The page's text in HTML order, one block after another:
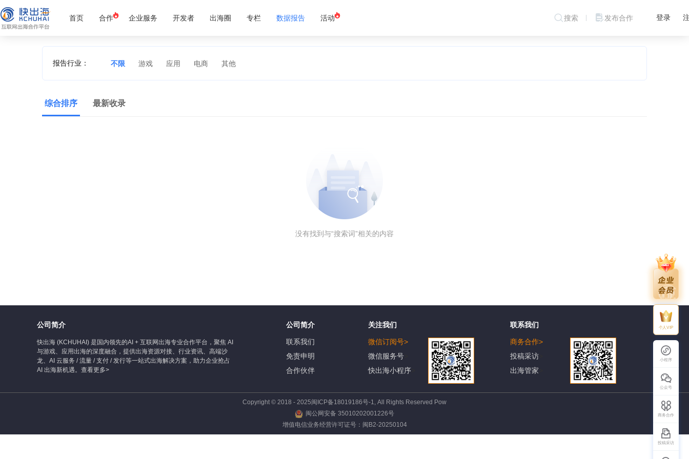
首页 合作 企业服务 开发者 出海圈 专栏 数据报告 活动 搜索 发布合作 登录
报告行业： 不限 游戏 应用 电商 其他
综合排序 最新收录
没有找到与“搜索词”相关的内容
公司简介
快出海 (KCHUHAI) 是国内领先的AI + 互联网出海专业合作平台，聚焦 AI
与游戏、应用出海的深度融合，提供出海资源对接、行业资讯、高端沙
龙、AI 云服务 / 流量 / 支付 / 发行等一站式出海解决方案，助力企业抢占
AI 出海新机遇。 查看更多>
公司简介
联系我们
免责申明
合作伙伴
关注我们
微信订阅号>
微信服务号
快出海小程序
联系我们
商务合作>
投稿采访
出海管家
Copyright © 2018 - 2025闽ICP备18019186号-1, All Rights Reserved Pow
闽公网安备 35010202001226号
增值电信业务经营许可证号：闽B2-20250104
个人VIP
小程序
公众号
商务合作
投稿采访